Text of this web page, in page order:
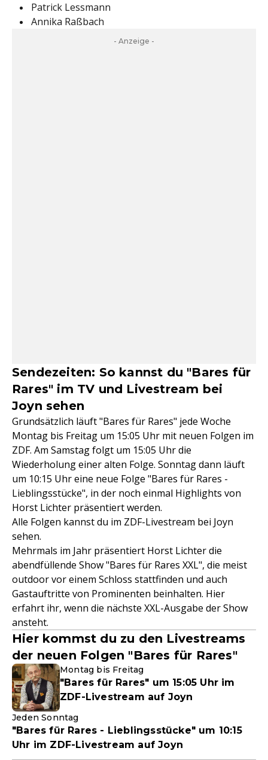
Patrick Lessmann
Annika Raßbach
- Anzeige -
Sendezeiten: So kannst du "Bares für
Rares" im TV und Livestream bei
Joyn sehen
Grundsätzlich läuft "Bares für Rares" jede Woche
Montag bis Freitag um 15:05 Uhr mit neuen Folgen im
ZDF. Am Samstag folgt um 15:05 Uhr die
Wiederholung einer alten Folge. Sonntag dann läuft
um 10:15 Uhr eine neue Folge "Bares für Rares -
Lieblingsstücke", in der noch einmal Highlights von
Horst Lichter präsentiert werden.
Alle Folgen kannst du im ZDF-Livestream bei Joyn
sehen.
Mehrmals im Jahr präsentiert Horst Lichter die
abendfüllende Show "Bares für Rares XXL", die meist
outdoor vor einem Schloss stattfinden und auch
Gastauftritte von Prominenten beinhalten. Hier
erfahrt ihr, wenn die nächste XXL-Ausgabe der Show
ansteht.
Hier kommst du zu den Livestreams
der neuen Folgen "Bares für Rares"
Montag bis Freitag
"Bares für Rares" um 15:05 Uhr im
ZDF-Livestream auf Joyn
Jeden Sonntag
"Bares für Rares - Lieblingsstücke" um 10:15
Uhr im ZDF-Livestream auf Joyn